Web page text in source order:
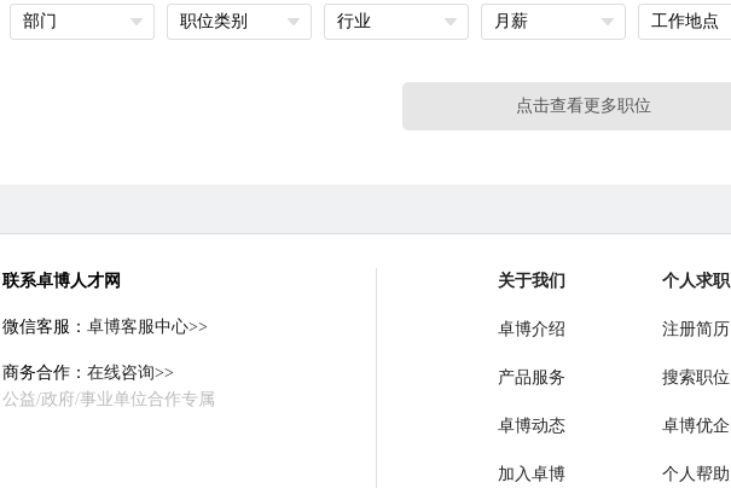
部门 职位类别 行业 月薪 工作地点
点击查看更多职位
联系卓博人才网
微信客服： 卓博客服中心>>
商务合作： 在线咨询>>
公益/政府/事业单位合作专属
关于我们
卓博介绍
产品服务
卓博动态
加入卓博
个人求职
注册简历
搜索职位
卓博优企
个人帮助